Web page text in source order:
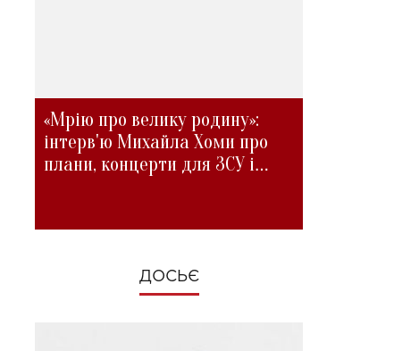
«Мрію про велику родину»:
інтерв'ю Михайла Хоми про
плани, концерти для ЗСУ і
ДОСЬЄ